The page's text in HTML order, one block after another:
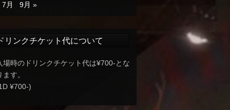
7月
9月 »
リンクチケット代について
場時のドリンクチケット代は¥700-とな
ます。
¥700-)